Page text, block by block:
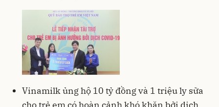
Vinamilk ủng hộ 10 tỷ đồng và 1 triệu ly sữa
cho trẻ em có hoàn cảnh khó khăn bởi dịch